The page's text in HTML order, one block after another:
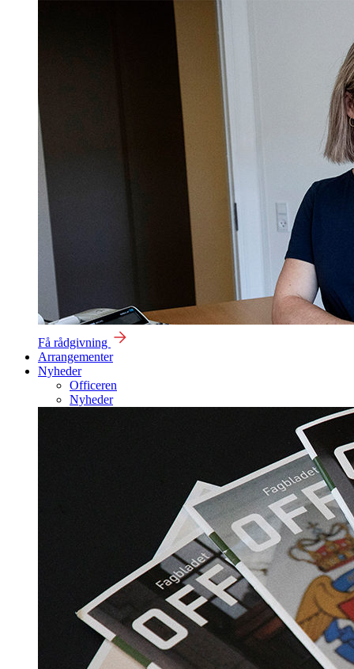
Få rådgivning
Arrangementer
Nyheder
Officeren
Nyheder